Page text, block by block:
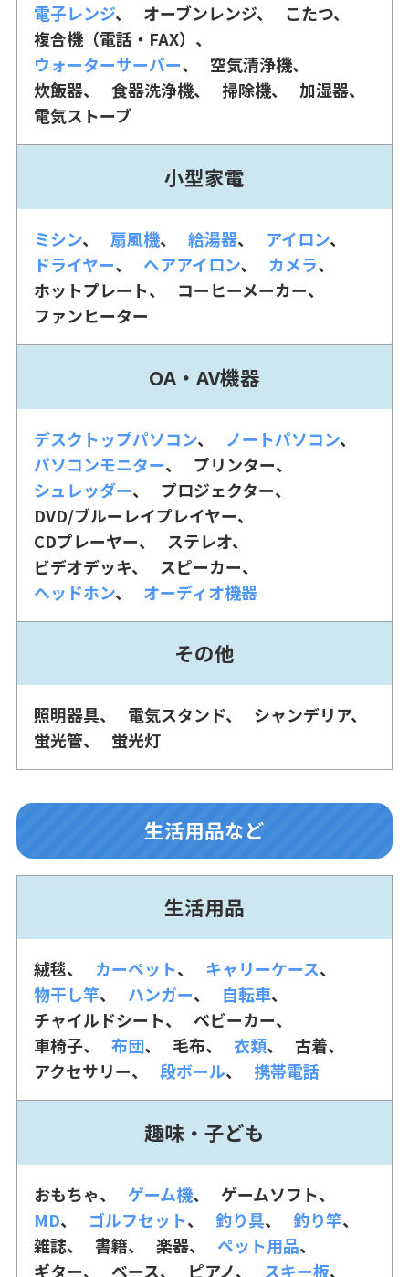
電子レンジ オーブンレンジ
こたつ
複合機（電話・FAX）
ウォーターサーバー
空気清浄機
炊飯器
食器洗浄機 掃除機
加湿器
電気ストーブ
小型家電
ミシン 扇風機 給湯器
アイロン
ドライヤー
ヘアアイロン
カメラ
ホットプレート
コーヒーメーカー
ファンヒーター
OA・AV機器
デスクトップパソコン
ノートパソコン
パソコンモニター
プリンター
シュレッダー
プロジェクター
DVD/ブルーレイプレイヤー
CDプレーヤー
ステレオ
ビデオデッキ
スピーカー
ヘッドホン
オーディオ機器
その他
照明器具 電気スタンド
シャンデリア
蛍光管
蛍光灯
生活用品など
生活用品
絨毯 カーペット
キャリーケース
物干し竿
ハンガー
自転車
チャイルドシート
ベビーカー
車椅子
布団 毛布 衣類
古着
アクセサリー
段ボール 携帯電話
趣味・子ども
おもちゃ ゲーム機
ゲームソフト
MD
ゴルフセット 釣り具
釣り竿
雑誌
書籍 楽器
ペット用品
ギター
ベース ピアノ スキー板